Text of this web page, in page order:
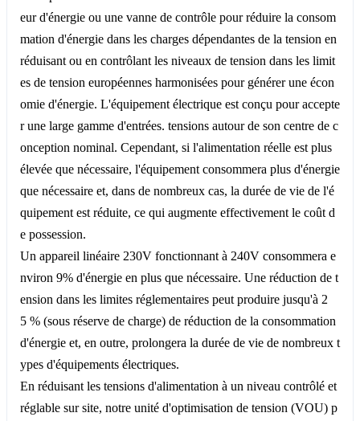
eur d'énergie ou une vanne de contrôle pour réduire la consom
mation d'énergie dans les charges dépendantes de la tension en
réduisant ou en contrôlant les niveaux de tension dans les limit
es de tension européennes harmonisées pour générer une écon
omie d'énergie. L'équipement électrique est conçu pour accepte
r une large gamme d'entrées. tensions autour de son centre de c
onception nominal. Cependant, si l'alimentation réelle est plus
élevée que nécessaire, l'équipement consommera plus d'énergie
que nécessaire et, dans de nombreux cas, la durée de vie de l'é
quipement est réduite, ce qui augmente effectivement le coût d
e possession.
Un appareil linéaire 230V fonctionnant à 240V consommera e
nviron 9% d'énergie en plus que nécessaire. Une réduction de t
ension dans les limites réglementaires peut produire jusqu'à 2
5 % (sous réserve de charge) de réduction de la consommation
d'énergie et, en outre, prolongera la durée de vie de nombreux t
ypes d'équipements électriques.
En réduisant les tensions d'alimentation à un niveau contrôlé et
réglable sur site, notre unité d'optimisation de tension (VOU) p